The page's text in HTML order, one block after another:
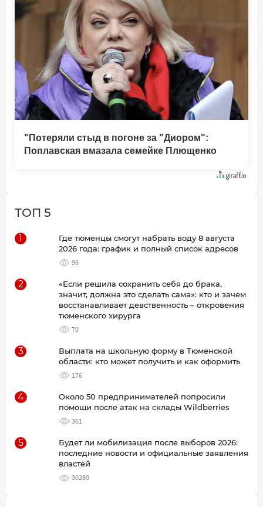
"Потеряли стыд в погоне за "Диором":
Поплавская вмазала семейке Плющенко
ТОП 5
1
Где тюменцы смогут набрать воду 8 августа
2026 года: график и полный список адресов
96
2
«Если решила сохранить себя до брака,
значит, должна это сделать сама»: кто и зачем
восстанавливает девственность – откровения
тюменского хирурга
70
3
Выплата на школьную форму в Тюменской
области: кто может получить и как оформить
176
4
Около 50 предпринимателей попросили
помощи после атак на склады Wildberries
361
5
Будет ли мобилизация после выборов 2026:
последние новости и официальные заявления
властей
30280